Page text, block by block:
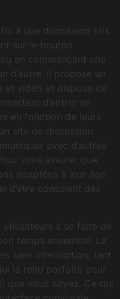
à une discussion s’ils
sur le bouton
en commençant une
d’autre. Il propose un
et vidéo et dispose de
d’entrer en
en fonction de leurs
site de discussion
avec d’autres
vous assurer que
adaptées à leur âge
d’être conscient des
utilisateurs à se faire de
temps ensemble. La
sans interruption, tant
la rend parfaite pour
que vous soyez. Ce qui